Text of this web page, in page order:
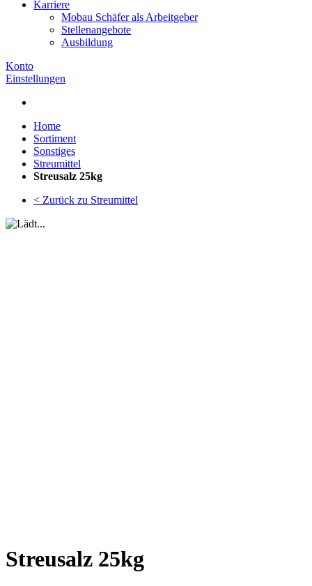
Karriere
Mobau Schäfer als Arbeitgeber
Stellenangebote
Ausbildung
Konto
Einstellungen
Home
Sortiment
Sonstiges
Streumittel
Streusalz 25kg
< Zurück zu Streumittel
Streusalz 25kg